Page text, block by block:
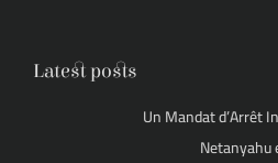
Latest posts
Un Mandat d’Arrêt
Netanyahu